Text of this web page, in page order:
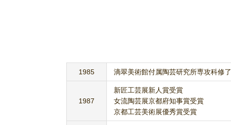
1985 滴翠美術館付属陶芸研究所専攻科修了
1987
新匠工芸展新人賞受賞
女流陶芸展京都府知事賞受賞
京都工芸美術展優秀賞受賞